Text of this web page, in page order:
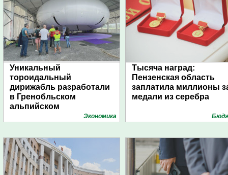
Уникальный
тороидальный
дирижабль разработали
в Гренобльском
альпийском
Экономика
Тысяча наград:
Пензенская область
заплатила миллионы
медали из серебра